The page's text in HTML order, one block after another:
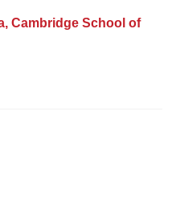
Cambridge School of